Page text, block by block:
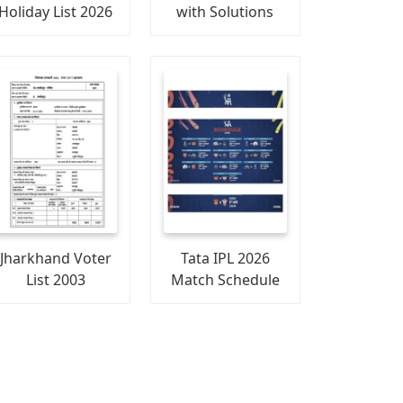
List 2026 with Solutions
Jharkhand Voter
List 2003
Tata IPL 2026
Match Schedule